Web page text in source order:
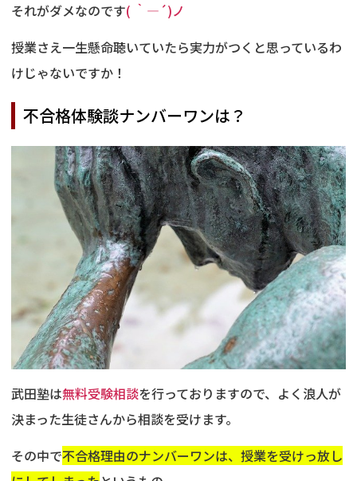
それがダメなのです( ｀―´)ノ
授業さえ一生懸命聴いていたら実力がつくと思っているわ
けじゃないですか！
不合格体験談ナンバーワンは？
武田塾は無料受験相談を行っておりますので、よく浪人が
決まった生徒さんから相談を受けます。
その中で不合格理由のナンバーワンは、授業を受けっ放し